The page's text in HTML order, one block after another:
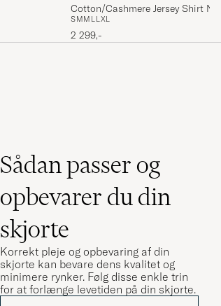
Cotton/Cashmere Jersey Shirt
SMM L L XL
2 299,-
Sådan passer og
opbevarer du din
skjorte
Korrekt pleje og opbevaring af din
skjorte kan bevare dens kvalitet og
minimere rynker. Følg disse enkle trin
for at forlænge levetiden på din skjorte.